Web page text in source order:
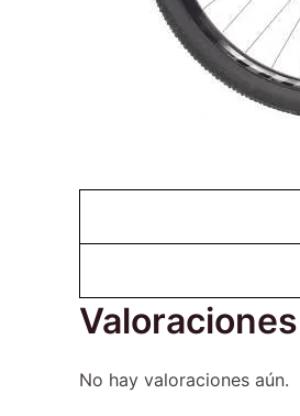
Valoraciones
No hay valoraciones aún.